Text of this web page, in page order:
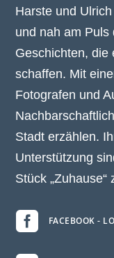
Harste und
und nah am Puls
Geschichten, die
schaffen. Mit
Fotografen und
Stadt erzählen.
Unterstützung
Stück „Zuhause“
 FACEBOOK -